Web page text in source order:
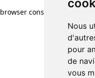
Nous
pour
de
vous
browser console for more